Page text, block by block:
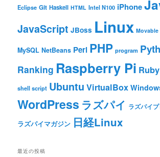
Eclipse Git Haskell HTML Intel N100 iPhone
JavaScript JBoss Linux Movable
MySQL NetBeans Perl PHP program
Ranking Raspberry Pi Ruby
shell script Ubuntu VirtualBox
WordPress ラズパイ ラズパイ
ラズパイマガジン 日経Linux
最近の投稿